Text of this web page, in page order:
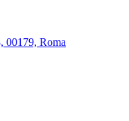
00179, Roma